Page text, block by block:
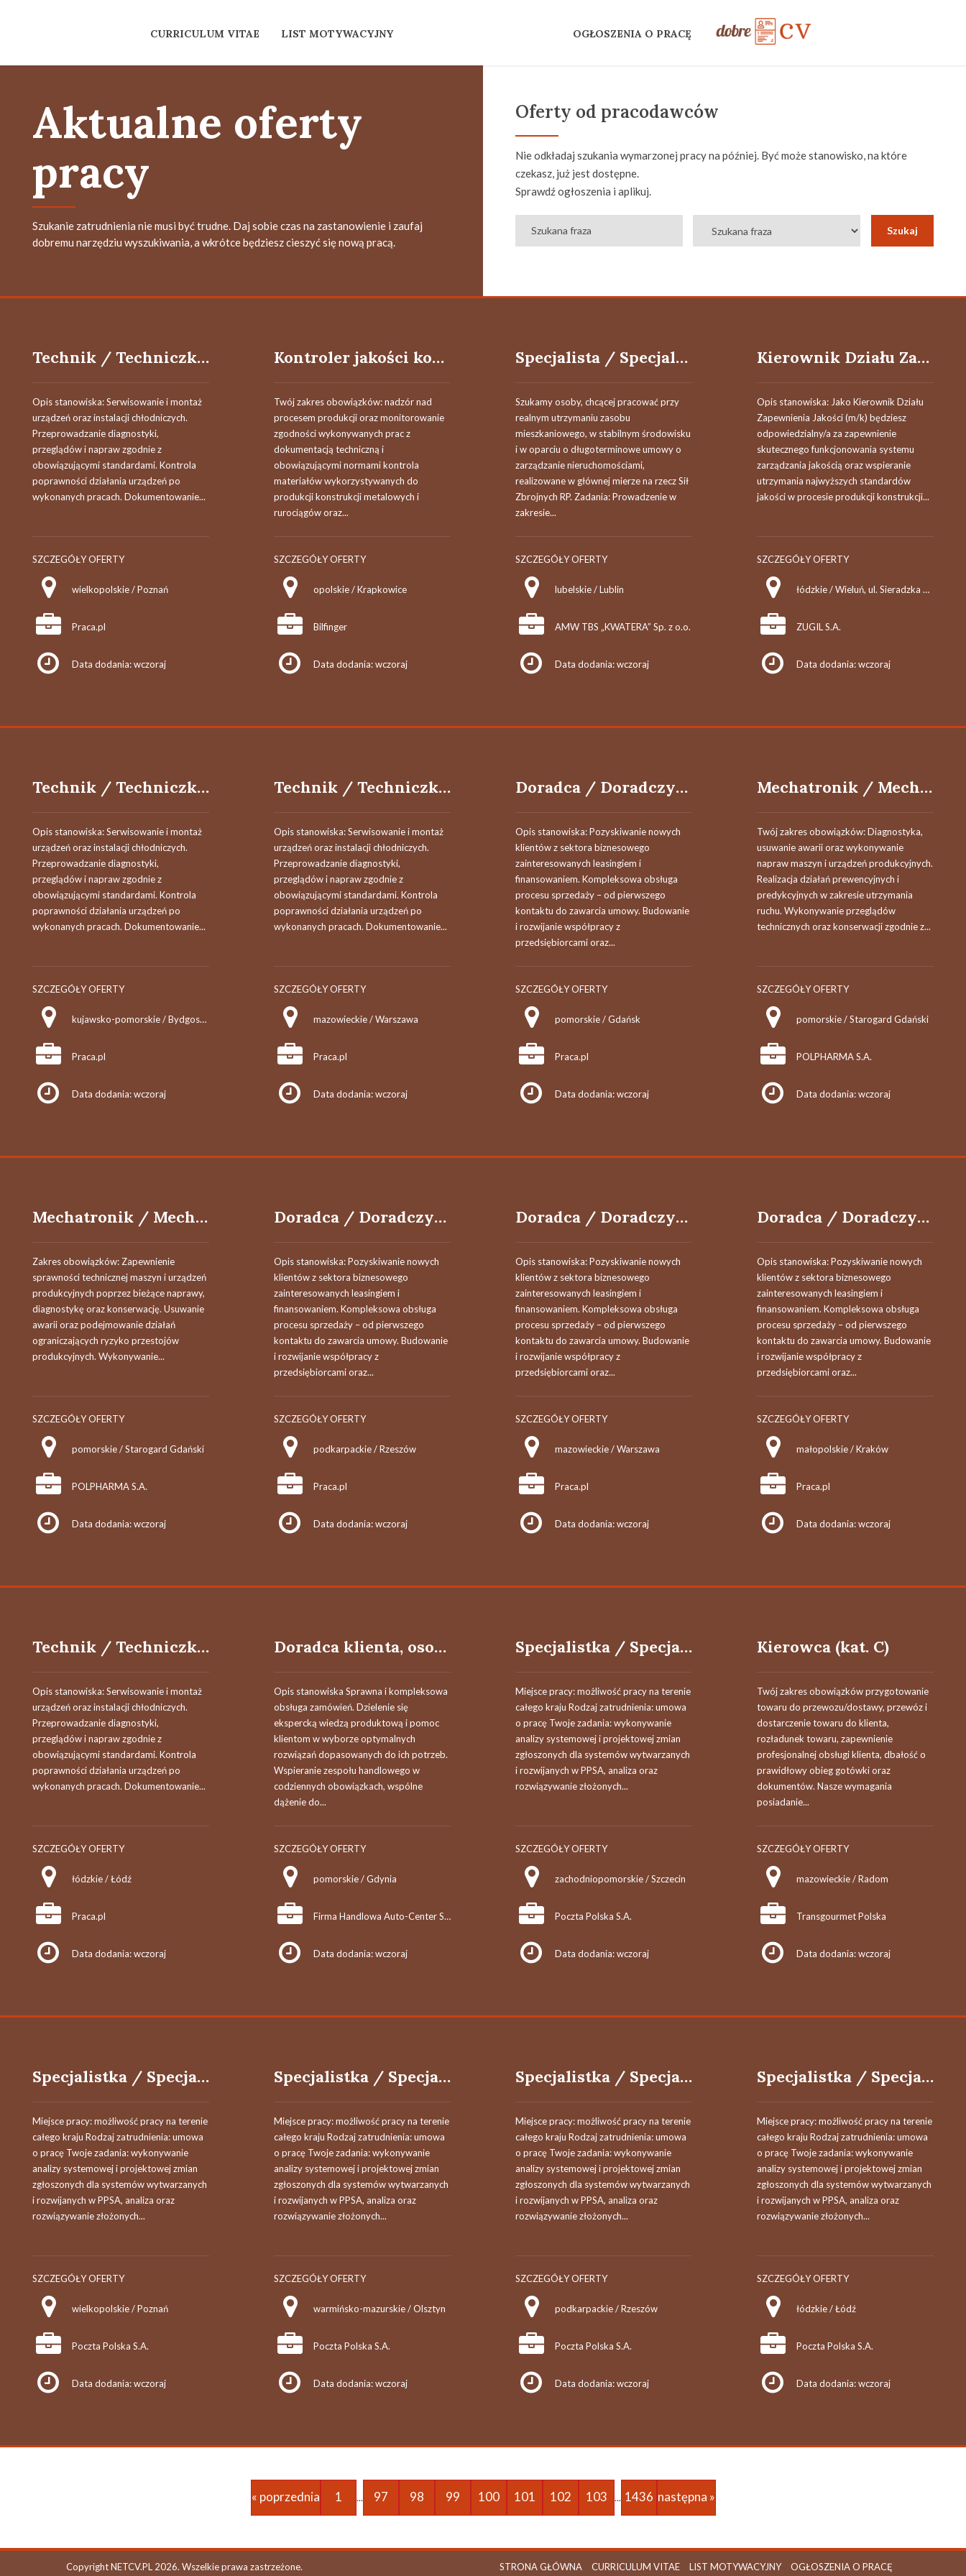
CURRICULUM VITAE LIST MOTYWACYJNY OGŁOSZENIA O PRACĘ
Aktualne oferty
pracy
Szukanie zatrudnienia nie musi być trudne. Daj sobie czas na zastanowienie i zaufaj
dobremu narzędziu wyszukiwania, a wkrótce będziesz cieszyć się nową pracą.
Oferty od pracodawców
Nie odkładaj szukania wymarzonej pracy na później. Być może stanowisko, na które
czekasz, już jest dostępne.
Sprawdź ogłoszenia i aplikuj.
Technik / Techniczka Chłodnictwa
Opis stanowiska: Serwisowanie i montaż
urządzeń oraz instalacji chłodniczych.
Przeprowadzanie diagnostyki,
przeglądów i napraw zgodnie z
obowiązującymi standardami. Kontrola
poprawności działania urządzeń po
wykonanych pracach. Dokumentowanie...
SZCZEGÓŁY OFERTY
wielkopolskie / Poznań
Praca.pl
Data dodania: wczoraj
Kontroler jakości konstrukcji spawanych i rurociągów​ (K/M)
Twój zakres obowiązków: nadzór nad
procesem produkcji oraz monitorowanie
zgodności wykonywanych prac z
dokumentacją techniczną i
obowiązującymi normami kontrola
materiałów wykorzystywanych do
produkcji konstrukcji metalowych i
rurociągów​ oraz...
SZCZEGÓŁY OFERTY
opolskie / Krapkowice
Bilfinger
Data dodania: wczoraj
Specjalista / Specjalistka ds. technicznego nadzoru nieruchomości (budynki mieszkalne)
Szukamy osoby, chcącej pracować przy
realnym utrzymaniu zasobu
mieszkaniowego, w stabilnym środowisku
i w oparciu o długoterminowe umowy o
zarządzanie nieruchomościami,
realizowane w głównej mierze na rzecz Sił
Zbrojnych RP. Zadania: Prowadzenie w
zakresie...
SZCZEGÓŁY OFERTY
lubelskie / Lublin
AMW TBS „KWATERA” Sp. z o.o.
Data dodania: wczoraj
Kierownik Działu Zapewnienia Jakości (m/k)
Opis stanowiska: Jako Kierownik Działu
Zapewnienia Jakości (m/k) będziesz
odpowiedzialny/a za zapewnienie
skutecznego funkcjonowania systemu
zarządzania jakością oraz wspieranie
utrzymania najwyższych standardów
jakości w procesie produkcji konstrukcji...
SZCZEGÓŁY OFERTY
łódzkie / Wieluń, ul. Sieradzka 56
ZUGIL S.A.
Data dodania: wczoraj
Technik / Techniczka Chłodnictwa
Opis stanowiska: Serwisowanie i montaż
urządzeń oraz instalacji chłodniczych.
Przeprowadzanie diagnostyki,
przeglądów i napraw zgodnie z
obowiązującymi standardami. Kontrola
poprawności działania urządzeń po
wykonanych pracach. Dokumentowanie...
SZCZEGÓŁY OFERTY
kujawsko-pomorskie / Bydgoszcz
Praca.pl
Data dodania: wczoraj
Technik / Techniczka Chłodnictwa
Opis stanowiska: Serwisowanie i montaż
urządzeń oraz instalacji chłodniczych.
Przeprowadzanie diagnostyki,
przeglądów i napraw zgodnie z
obowiązującymi standardami. Kontrola
poprawności działania urządzeń po
wykonanych pracach. Dokumentowanie...
SZCZEGÓŁY OFERTY
mazowieckie / Warszawa
Praca.pl
Data dodania: wczoraj
Doradca / Doradczyni ds. Leasingu
Opis stanowiska: Pozyskiwanie nowych
klientów z sektora biznesowego
zainteresowanych leasingiem i
finansowaniem. Kompleksowa obsługa
procesu sprzedaży – od pierwszego
kontaktu do zawarcia umowy. Budowanie
i rozwijanie współpracy z
przedsiębiorcami oraz...
SZCZEGÓŁY OFERTY
pomorskie / Gdańsk
Praca.pl
Data dodania: wczoraj
Mechatronik / Mechatroniczka
Twój zakres obowiązków: Diagnostyka,
usuwanie awarii oraz wykonywanie
napraw maszyn i urządzeń produkcyjnych.
Realizacja działań prewencyjnych i
predykcyjnych w zakresie utrzymania
ruchu. Wykonywanie przeglądów
technicznych oraz konserwacji zgodnie z...
SZCZEGÓŁY OFERTY
pomorskie / Starogard Gdański
POLPHARMA S.A.
Data dodania: wczoraj
Mechatronik / Mechatroniczka – Utrzymanie Ruchu Maszyn Produkcyjnych (Farmacja, FMCG)
Zakres obowiązków: Zapewnienie
sprawności technicznej maszyn i urządzeń
produkcyjnych poprzez bieżące naprawy,
diagnostykę oraz konserwację. Usuwanie
awarii oraz podejmowanie działań
ograniczających ryzyko przestojów
produkcyjnych. Wykonywanie...
SZCZEGÓŁY OFERTY
pomorskie / Starogard Gdański
POLPHARMA S.A.
Data dodania: wczoraj
Doradca / Doradczyni ds. Leasingu
Opis stanowiska: Pozyskiwanie nowych
klientów z sektora biznesowego
zainteresowanych leasingiem i
finansowaniem. Kompleksowa obsługa
procesu sprzedaży – od pierwszego
kontaktu do zawarcia umowy. Budowanie
i rozwijanie współpracy z
przedsiębiorcami oraz...
SZCZEGÓŁY OFERTY
podkarpackie / Rzeszów
Praca.pl
Data dodania: wczoraj
Doradca / Doradczyni ds. Leasingu
Opis stanowiska: Pozyskiwanie nowych
klientów z sektora biznesowego
zainteresowanych leasingiem i
finansowaniem. Kompleksowa obsługa
procesu sprzedaży – od pierwszego
kontaktu do zawarcia umowy. Budowanie
i rozwijanie współpracy z
przedsiębiorcami oraz...
SZCZEGÓŁY OFERTY
mazowieckie / Warszawa
Praca.pl
Data dodania: wczoraj
Doradca / Doradczyni ds. Leasingu
Opis stanowiska: Pozyskiwanie nowych
klientów z sektora biznesowego
zainteresowanych leasingiem i
finansowaniem. Kompleksowa obsługa
procesu sprzedaży – od pierwszego
kontaktu do zawarcia umowy. Budowanie
i rozwijanie współpracy z
przedsiębiorcami oraz...
SZCZEGÓŁY OFERTY
małopolskie / Kraków
Praca.pl
Data dodania: wczoraj
Technik / Techniczka Chłodnictwa
Opis stanowiska: Serwisowanie i montaż
urządzeń oraz instalacji chłodniczych.
Przeprowadzanie diagnostyki,
przeglądów i napraw zgodnie z
obowiązującymi standardami. Kontrola
poprawności działania urządzeń po
wykonanych pracach. Dokumentowanie...
SZCZEGÓŁY OFERTY
łódzkie / Łódź
Praca.pl
Data dodania: wczoraj
Doradca klienta, osoba do biura sprzedaży w dziale opon K/M
Opis stanowiska Sprawna i kompleksowa
obsługa zamówień. Dzielenie się
ekspercką wiedzą produktową i pomoc
klientom w wyborze optymalnych
rozwiązań dopasowanych do ich potrzeb.
Wspieranie zespołu handlowego w
codziennych obowiązkach, wspólne
dążenie do...
SZCZEGÓŁY OFERTY
pomorskie / Gdynia
Firma Handlowa Auto-Center Spółka Z O.O.
Data dodania: wczoraj
Specjalistka / Specjalista ds. Procesów i Systemów
Miejsce pracy: możliwość pracy na terenie
całego kraju Rodzaj zatrudnienia: umowa
o pracę Twoje zadania: wykonywanie
analizy systemowej i projektowej zmian
zgłoszonych dla systemów wytwarzanych
i rozwijanych w PPSA, analiza oraz
rozwiązywanie złożonych...
SZCZEGÓŁY OFERTY
zachodniopomorskie / Szczecin
Poczta Polska S.A.
Data dodania: wczoraj
Kierowca (kat. C)
Twój zakres obowiązków przygotowanie
towaru do przewozu/dostawy, przewóz i
dostarczenie towaru do klienta,
rozładunek towaru, zapewnienie
profesjonalnej obsługi klienta, dbałość o
prawidłowy obieg gotówki oraz
dokumentów. Nasze wymagania
posiadanie...
SZCZEGÓŁY OFERTY
mazowieckie / Radom
Transgourmet Polska
Data dodania: wczoraj
Specjalistka / Specjalista ds. Procesów i Systemów
Miejsce pracy: możliwość pracy na terenie
całego kraju Rodzaj zatrudnienia: umowa
o pracę Twoje zadania: wykonywanie
analizy systemowej i projektowej zmian
zgłoszonych dla systemów wytwarzanych
i rozwijanych w PPSA, analiza oraz
rozwiązywanie złożonych...
SZCZEGÓŁY OFERTY
wielkopolskie / Poznań
Poczta Polska S.A.
Data dodania: wczoraj
Specjalistka / Specjalista ds. Procesów i Systemów
Miejsce pracy: możliwość pracy na terenie
całego kraju Rodzaj zatrudnienia: umowa
o pracę Twoje zadania: wykonywanie
analizy systemowej i projektowej zmian
zgłoszonych dla systemów wytwarzanych
i rozwijanych w PPSA, analiza oraz
rozwiązywanie złożonych...
SZCZEGÓŁY OFERTY
warmińsko-mazurskie / Olsztyn
Poczta Polska S.A.
Data dodania: wczoraj
Specjalistka / Specjalista ds. Procesów i Systemów
Miejsce pracy: możliwość pracy na terenie
całego kraju Rodzaj zatrudnienia: umowa
o pracę Twoje zadania: wykonywanie
analizy systemowej i projektowej zmian
zgłoszonych dla systemów wytwarzanych
i rozwijanych w PPSA, analiza oraz
rozwiązywanie złożonych...
SZCZEGÓŁY OFERTY
podkarpackie / Rzeszów
Poczta Polska S.A.
Data dodania: wczoraj
Specjalistka / Specjalista ds. Procesów i Systemów
Miejsce pracy: możliwość pracy na terenie
całego kraju Rodzaj zatrudnienia: umowa
o pracę Twoje zadania: wykonywanie
analizy systemowej i projektowej zmian
zgłoszonych dla systemów wytwarzanych
i rozwijanych w PPSA, analiza oraz
rozwiązywanie złożonych...
SZCZEGÓŁY OFERTY
łódzkie / Łódź
Poczta Polska S.A.
Data dodania: wczoraj
« poprzednia 1 ... 97 98 99 100 101 102 103 ... 1436 następna »
Copyright NETCV.PL 2026. Wszelkie prawa zastrzeżone. STRONA GŁÓWNA CURRICULUM VITAE LIST MOTYWACYJNY OGŁOSZENIA O PRACĘ